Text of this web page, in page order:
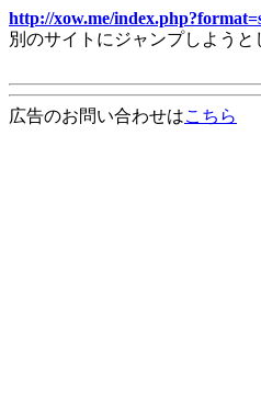
http://xow.me/
別のサイトにジャンプしよう
広告のお問い合わせはこちら